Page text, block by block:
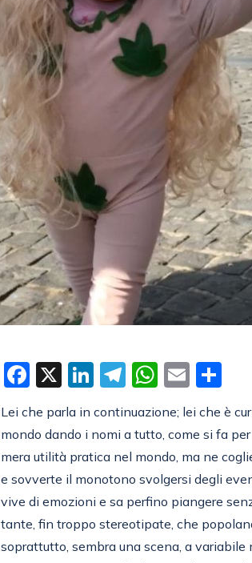
Facebook
X LinkedIn
Telegram
Email
Lei che parla in continuazione; lei che è
mondo dando i nomi a tutto, come si fa
mera utilità pratica nel mondo, ma ne
e sovverte il monotono svolgersi degli
vive di emozioni e sa perfino piangere
tante, fin troppo stereotipate, che
soprattutto, sembra una scena, a